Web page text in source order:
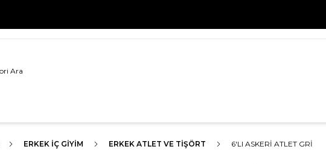
ERKEK İÇ GIYIM ERKEK ATLET VE TIŞÖRT 6'LI ASKERI ATLET GRI